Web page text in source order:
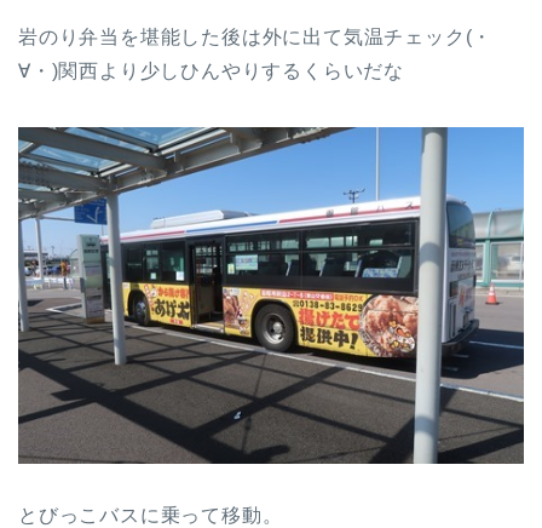
岩のり弁当を堪能した後は外に出て気温チェック(・
∀・)関西より少しひんやりするくらいだな
とびっこバスに乗って移動。